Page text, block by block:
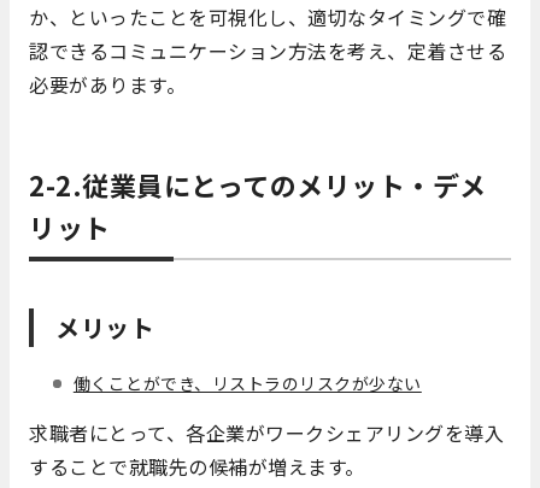
か、といったことを可視化し、適切なタイミングで確
認できるコミュニケーション方法を考え、定着させる
必要があります。
2-2.従業員にとってのメリット・デメ
リット
メリット
働くことができ、リストラのリスクが少ない
求職者にとって、各企業がワークシェアリングを導入
することで就職先の候補が増えます。